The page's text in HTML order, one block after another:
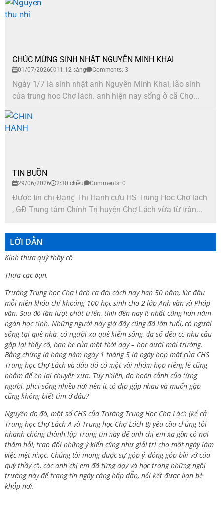
CHÚC MỪNG SINH NHẬT NGUYỄN MINH KHAI
01/07/2026 11:12 sáng Comments: 3
Ngày 1/7 là sinh nhật anh Nguyễn Minh Khai, lão sinh
của trung hoc Chợ lách. anh hiện nay sống ỡ cã Chợ...
TIN BUỒN
29/06/2026 2:30 chiều Comments: 0
Được tin chị Đặng Thi Hanh cựu HS Trung Hoc Chợ lách
, GĐ Trung tâm Chính Trị huyện Chợ Lách vừa từ trần...
LỜI DẪN
Kính thưa quý thầy cô
Thưa các bạn.
Trường Trung học Chợ Lách ra đời cách nay hơn 50 năm, lúc đầu
mỗi niên khóa chỉ khoảng 100 học sinh cho 2 lớp Anh văn và Pháp
văn. Sau đó lần lượt phát triển, tính đến nay ít nhất cũng hơn năm
ngàn học sinh. Những người này giờ đây cũng đã lớn tuổi, có người
sống tại quê nhà, có người xa quê kiếm sống, đa số đều có nhu cầu
gặp lại thầy cô, bạn bè của một thời dạy – học dưới mái trường.
Bằng chứng là hàng năm ngày 1 tháng 5 là ngày họp mặt của CHS
Trung học Chợ Lách và đâu đó có một vài nhóm họp riêng lẻ cũng
nhằm để ôn lại chuyện xưa. Tuy nhiên, do hoàn cảnh của từng
người, phải sống nhiều nơi nên ít có dịp gặp nhau và muốn gặp
cũng không biết tìm ở đâu?
Nguyên do đó, một số CHS của Trường Trung Học Chợ Lách (kể cả
Trung học Chợ Lách A và Trung học Chợ Lách B) yêu cầu chúng tôi
nhanh chóng thành lập Trang tin này để anh chị em xa gần có nơi
thăm hỏi, trao đổi những ý kiến cũng như giải trí cho một ngày làm
việc mệt nhọc. Chúng tôi mong được sự góp ý, đóng góp bài vở của
quý thầy cô, các anh chị em đã từng dạy và học trong những ngôi
trường này để trang tin ngày càng hấp dẫn, nối kết được bạn bè
khắp nơi.